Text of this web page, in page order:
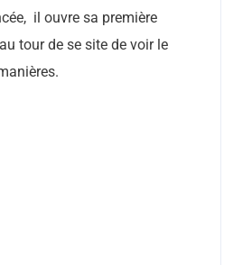
il ouvre sa première
tour de se site de voir le